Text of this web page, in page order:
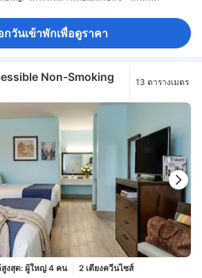
กวันเข้าพักเพื่อดูราคา
Non-Smoking
13 ตารางเมตร
สูงสุด: ผู้ใหญ่ 4 คน
2 เตียงควีนไซส์